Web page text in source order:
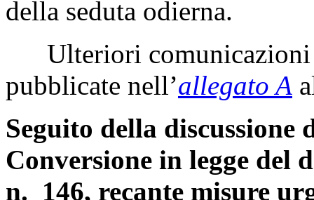
della seduta odierna.
Ulteriori comunicazioni
pubblicate nell’allegato A
Seguito della discussione
Conversione in legge del
n. 146, recante misure